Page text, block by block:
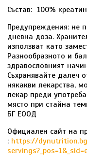
Състав: 100%
Предупреждения: не
дневна доза.
използват като
Разнообразното и
здравословният
Съхранявайте далеч
някакви лекарства,
лекар преди
място при стайна
БГ ЕООД
Официален сайт на
: https://